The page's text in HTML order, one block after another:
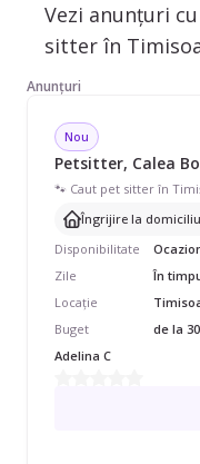
Vezi anunțuri
sitter în
Anunțuri
Nou
Îngrijire la
Disponibilitate
Zile
În
Locație
Buget
de la
Adelina C